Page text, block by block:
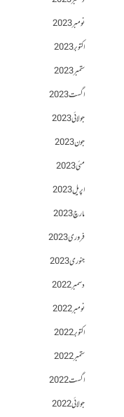
نومبر 2023
اکتوبر 2023
ستمبر 2023
اگست 2023
جولائی 2023
جون 2023
مئی 2023
اپریل 2023
مارچ 2023
فروری 2023
جنوری 2023
دسمبر 2022
نومبر 2022
اکتوبر 2022
ستمبر 2022
اگست 2022
جولائی 2022